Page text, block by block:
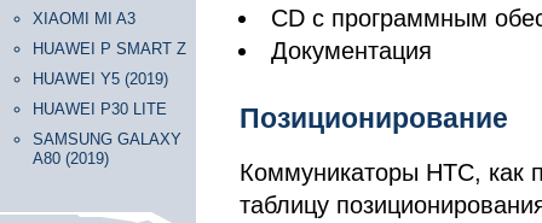
XIAOMI MI A3
HUAWEI P SMART Z
HUAWEI Y5 (2019)
HUAWEI P30 LITE
SAMSUNG GALAXY
A80 (2019)
CD с программным
Документация
Позиционирование
Коммуникаторы HTC, как
таблицу